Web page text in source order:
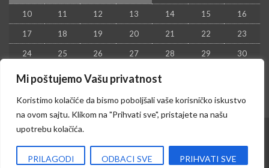
Mi poštujemo Vašu privatnost
Koristimo kolačiće da bismo poboljšali vaše korisničko iskustvo
na ovom sajtu. Klikom na "Prihvati sve", pristajete na našu
upotrebu kolačića.
PRILAGODI ODBACI SVE PRIHVATI SVE
10 11 12 13 14 15 16
17 18 19 20 21 22 23
24 25 26 27 28 29 30
31
Izrada sajta i hosting:Hosting-Srbija